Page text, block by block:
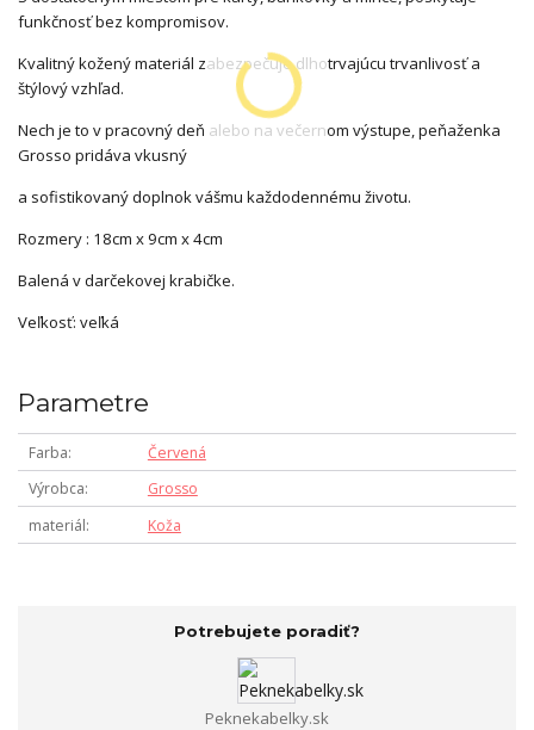
funkčnosť bez kompromisov.
Kvalitný kožený materiál zabezpečuje dlhotrvajúcu trvanlivosť a
štýlový vzhľad.
Nech je to v pracovný deň alebo na večernom výstupe, peňaženka
Grosso pridáva vkusný
a sofistikovaný doplnok vášmu každodennému životu.
Rozmery : 18cm x 9cm x 4cm
Balená v darčekovej krabičke.
Veľkosť: veľká
Parametre
Farba
Červená
Výrobca
Grosso
materiál
Koža
Potrebujete poradiť?
Peknekabelky.sk